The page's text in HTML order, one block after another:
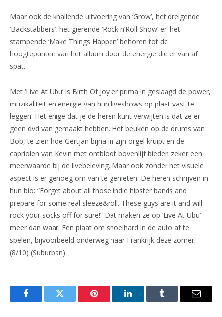
Maar ook de knallende uitvoering van ‘Grow’, het dreigende
‘Backstabbers’, het gierende ‘Rock n’Roll Show’ en het
stampende ‘Make Things Happen’ behoren tot de
hoogtepunten van het album door de energie die er van af
spat.
Met ‘Live At Ubu’ is Birth Of Joy er prima in geslaagd de power,
muzikaliteit en energie van hun liveshows op plaat vast te
leggen. Het enige dat je de heren kunt verwijten is dat ze er
geen dvd van gemaakt hebben. Het beuken op de drums van
Bob, te zien hoe Gertjan bijna in zijn orgel kruipt en de
capriolen van Kevin met ontbloot bovenlijf bieden zeker een
meerwaarde bij de livebeleving. Maar ook zonder het visuele
aspect is er genoeg om van te genieten. De heren schrijven in
hun bio: “Forget about all those indie hipster bands and
prepare for some real sleeze&roll. These guys are it and will
rock your socks off for sure!” Dat maken ze op ‘Live At Ubu’
meer dan waar. Een plaat om snoeihard in de auto af te
spelen, bijvoorbeeld onderweg naar Frankrijk deze zomer.
(8/10) (Suburban)
FacebookTwitter Pinterest LinkedInTumblr Email